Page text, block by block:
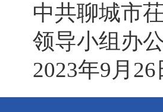
中共聊城市茌
领导小组办
2023年9月26